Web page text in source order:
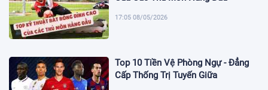
17:05 08/05/2026
Top 10 Tiền Vệ Phòng Ngự - Đẳng
Cấp Thống Trị Tuyến Giữa